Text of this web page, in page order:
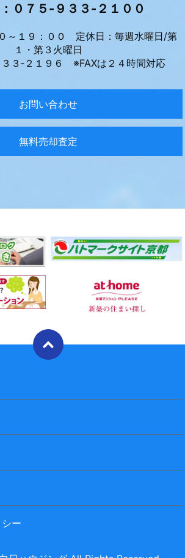
０７５-９３３-２１００
～１９：００ 定休日：毎週水曜日/第
１・第３火曜日
３３‐２１９６ ※FAXは２４時間対応
お問い合わせ
無料売却査定
ー